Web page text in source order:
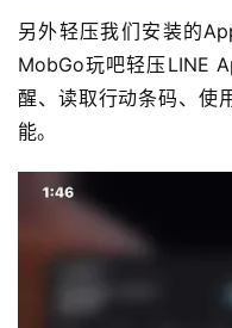
另外轻压我们安装的
MobGo玩吧轻压LINE
醒、读取行动条码、使
能。